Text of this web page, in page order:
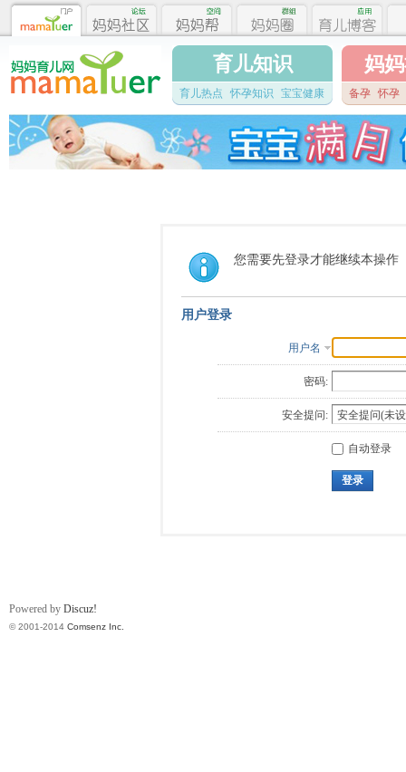
育儿知识
育儿热点 怀孕知识 宝宝健康
妈
备孕 怀孕
您需要先登录才能继续本操作
用户登录
用户名
密码:
安全提问:
自动登录
登录
Powered by Discuz!
© 2001-2014 Comsenz Inc.